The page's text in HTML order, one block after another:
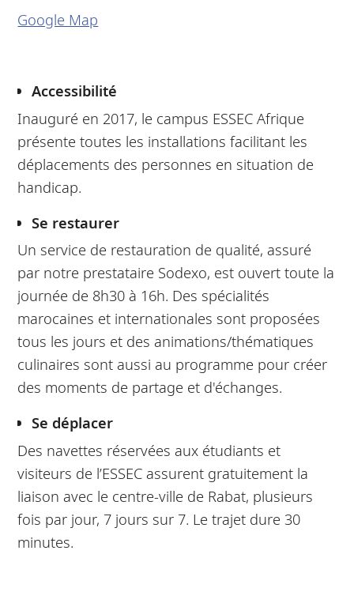
Google Map
Accessibilité
Inauguré en 2017, le campus ESSEC Afrique
présente toutes les installations facilitant les
déplacements des personnes en situation de
handicap.
Se restaurer
Un service de restauration de qualité, assuré
par notre prestataire Sodexo, est ouvert toute la
journée de 8h30 à 16h. Des spécialités
marocaines et internationales sont proposées
tous les jours et des animations/thématiques
culinaires sont aussi au programme pour créer
des moments de partage et d'échanges.
Se déplacer
Des navettes réservées aux étudiants et
visiteurs de l’ESSEC assurent gratuitement la
liaison avec le centre-ville de Rabat, plusieurs
fois par jour, 7 jours sur 7. Le trajet dure 30
minutes.